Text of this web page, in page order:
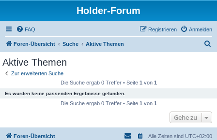
Holder-Forum
FAQ Anmelden
Registrieren
Foren-Übersicht Suche Aktive Themen
Aktive Themen
Zur erweiterten Suche
Die Suche ergab 0 Treffer • Seite 1 von 1
Es wurden keine passenden Ergebnisse gefunden.
Die Suche ergab 0 Treffer • Seite 1 von 1
Gehe zu
Foren-Übersicht Alle Zeiten sind UTC+02:00